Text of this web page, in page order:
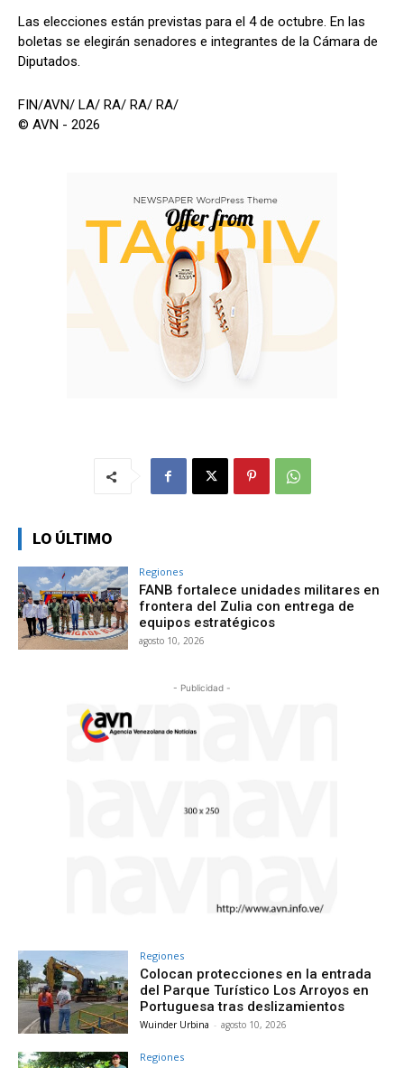
Las elecciones están previstas para el 4 de octubre. En las
boletas se elegirán senadores e integrantes de la Cámara de
Diputados.
FIN/AVN/ LA/ RA/ RA/ RA/
© AVN - 2026
LO ÚLTIMO
Regiones
FANB fortalece unidades militares en
frontera del Zulia con entrega de
equipos estratégicos
agosto 10, 2026
- Publicidad -
Regiones
Colocan protecciones en la entrada
del Parque Turístico Los Arroyos en
Portuguesa tras deslizamientos
Wuinder Urbina - agosto 10, 2026
Regiones